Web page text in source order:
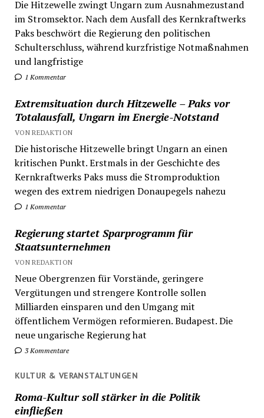
Die Hitzewelle zwingt Ungarn zum Ausnahmezustand
im Stromsektor. Nach dem Ausfall des Kernkraftwerks
Paks beschwört die Regierung den politischen
Schulterschluss, während kurzfristige Notmaßnahmen
und langfristige
1 Kommentar
Extremsituation durch Hitzewelle – Paks vor
Totalausfall, Ungarn im Energie-Notstand
VON REDAKTION
Die historische Hitzewelle bringt Ungarn an einen
kritischen Punkt. Erstmals in der Geschichte des
Kernkraftwerks Paks muss die Stromproduktion
wegen des extrem niedrigen Donaupegels nahezu
1 Kommentar
Regierung startet Sparprogramm für
Staatsunternehmen
VON REDAKTION
Neue Obergrenzen für Vorstände, geringere
Vergütungen und strengere Kontrolle sollen
Milliarden einsparen und den Umgang mit
öffentlichem Vermögen reformieren. Budapest. Die
neue ungarische Regierung hat
3 Kommentare
KULTUR & VERANSTALTUNGEN
Roma-Kultur soll stärker in die Politik
einfließen